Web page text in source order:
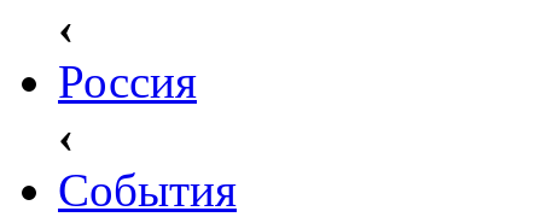
‹
Россия
‹
События